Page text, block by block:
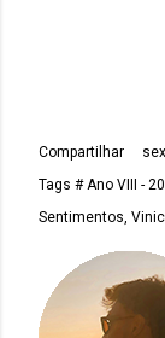
Compartilhar
Tags # Ano VIII -
Sentimentos